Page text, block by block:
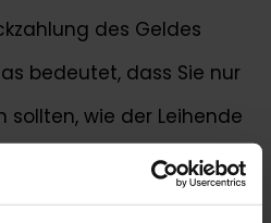
des Geldes
bedeutet, dass Sie nur
sollten, wie der Leihende
Zeitraum zurück